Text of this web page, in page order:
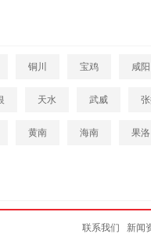
铜川 宝鸡 咸阳
天水 武威
黄南 海南 果洛
联系我们
新闻